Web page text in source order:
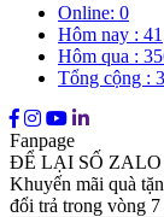
Online: 0
Hôm nay : 41
Hôm qua :
Tổng cộng :
Fanpage
ĐỂ LẠI SỐ
Khuyến mãi quà
đổi trả trong vòng 7